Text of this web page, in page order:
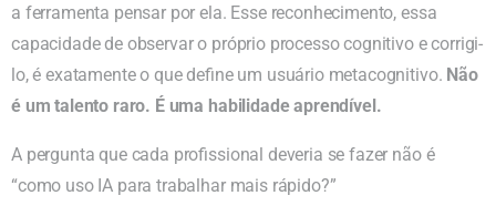
a ferramenta pensar por ela. Esse reconhecimento, essa
capacidade de observar o próprio processo cognitivo e corrigi-
lo, é exatamente o que define um usuário metacognitivo. Não
é um talento raro. É uma habilidade aprendível.
A pergunta que cada profissional deveria se fazer não é
“como uso IA para trabalhar mais rápido?”